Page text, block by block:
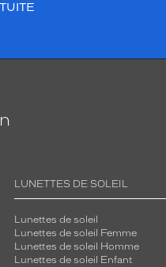
LUNETTES DE SOLEIL
Lunettes de soleil
Lunettes de soleil Femme
Lunettes de soleil Homme
Lunettes de soleil Enfant